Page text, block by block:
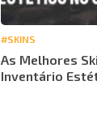
#SKINS
As Melhores
Inventário